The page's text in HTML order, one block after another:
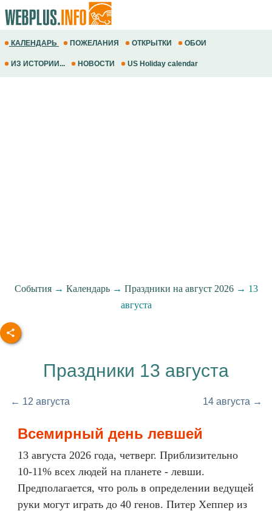
КАЛЕНДАРЬ ПОЖЕЛАНИЯ ОТКРЫТКИ ОБОИ
ИЗ ИСТОРИИ... НОВОСТИ US Holiday calendar
События→ Календарь→ Праздники на август 2026→ 13
августа
Праздники 13 августа
← 12 августа 14 августа →
Всемирный день левшей
13 августа 2026 года, четверг. Приблизительно
10-11% всех людей на планете - левши.
Предполагается, что роль в определении ведущей
руки могут играть до 40 генов. Питер Хеппер из